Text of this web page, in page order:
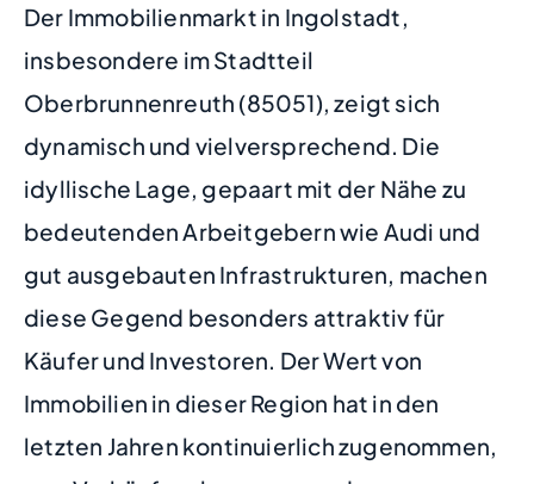
Der Immobilienmarkt in Ingolstadt,
insbesondere im Stadtteil
Oberbrunnenreuth (85051), zeigt sich
dynamisch und vielversprechend. Die
idyllische Lage, gepaart mit der Nähe zu
bedeutenden Arbeitgebern wie Audi und
gut ausgebauten Infrastrukturen, machen
diese Gegend besonders attraktiv für
Käufer und Investoren. Der Wert von
Immobilien in dieser Region hat in den
letzten Jahren kontinuierlich zugenommen,